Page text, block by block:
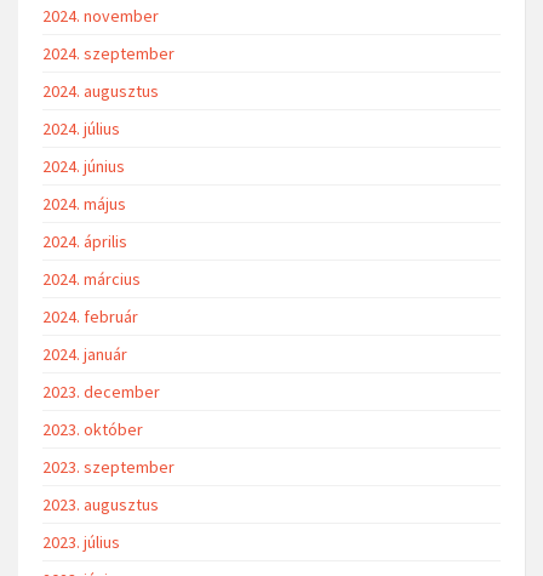
2024. november
2024. szeptember
2024. augusztus
2024. július
2024. június
2024. május
2024. április
2024. március
2024. február
2024. január
2023. december
2023. október
2023. szeptember
2023. augusztus
2023. július